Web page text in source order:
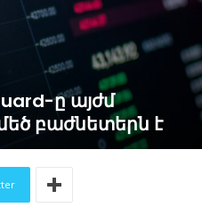
ը այժմ
բաժնետերն է